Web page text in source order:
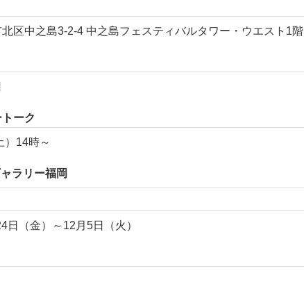
区中之島3-2-4 中之島フェスティバルタワー・ウエスト1階
ーク
）14時～
ラリー福岡
日（金）～12月5日（火）